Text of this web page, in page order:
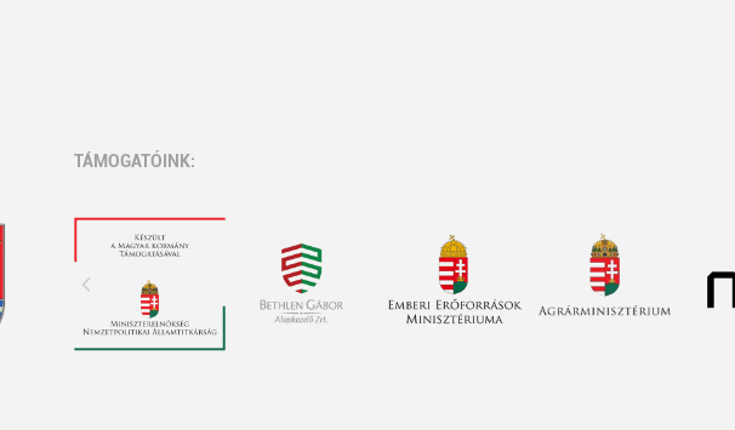
TÁMOGATÓINK: